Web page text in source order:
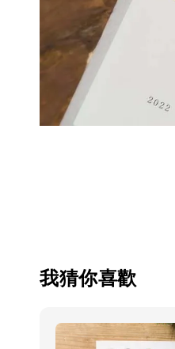
我猜你喜歡